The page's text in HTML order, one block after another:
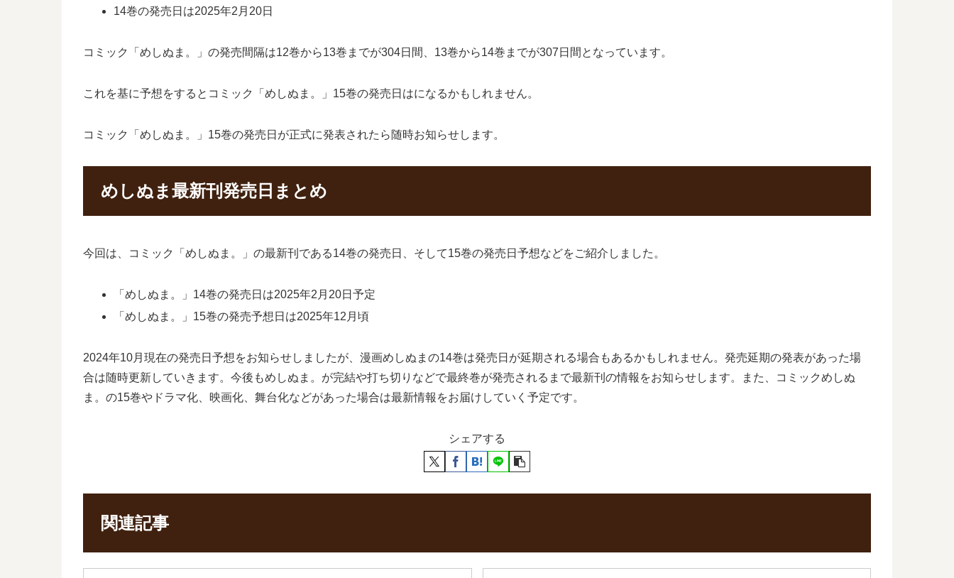
14巻の発売日は2025年2月20日
コミック「めしぬま。」の発売間隔は12巻から13巻までが304日間、13巻から14巻までが307日間となっています。
これを基に予想をするとコミック「めしぬま。」15巻の発売日はになるかもしれません。
コミック「めしぬま。」15巻の発売日が正式に発表されたら随時お知らせします。
めしぬま最新刊発売日まとめ
今回は、コミック「めしぬま。」の最新刊である14巻の発売日、そして15巻の発売日予想などをご紹介しました。
「めしぬま。」14巻の発売日は2025年2月20日予定
「めしぬま。」15巻の発売予想日は2025年12月頃
2024年10月現在の発売日予想をお知らせしましたが、漫画めしぬまの14巻は発売日が延期される場合もあるかもしれません。発売延期の発表があった場
合は随時更新していきます。今後もめしぬま。が完結や打ち切りなどで最終巻が発売されるまで最新刊の情報をお知らせします。また、コミックめしぬ
ま。の15巻やドラマ化、映画化、舞台化などがあった場合は最新情報をお届けしていく予定です。
シェアする
関連記事